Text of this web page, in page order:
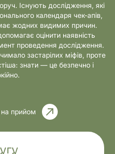
Існують дослідження, які
календаря чек-апів,
жодних видимих причин.
оцінити наявність
проведення дослідження.
застарілих міфів, проте
знати — це безпечно і
прийом